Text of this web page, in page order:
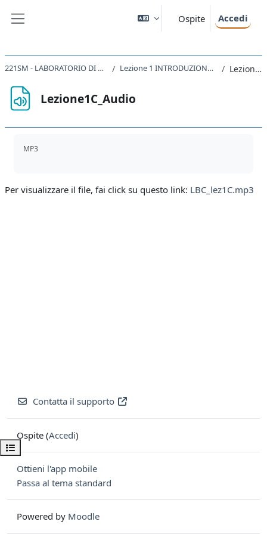
Ospite Accedi
Apri indice del corso
221SM - LABORATORIO DI BIOLOGIA CELLULARE 2019 Lezione 1 INTRODUZIONE ALLE COLTURE CELLULARI Lezione1C_Audio
Lezione1C_Audio
MP3
Per visualizzare il file, fai click su questo link: LBC_lez1C.mp3
Contatta il supporto
Ospite (Accedi)
Ottieni l'app mobile
Passa al tema standard
Powered by Moodle